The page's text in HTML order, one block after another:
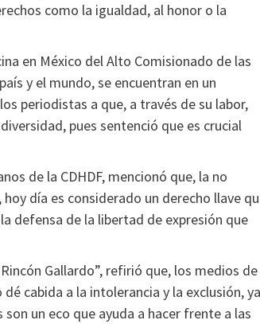
como la igualdad, al honor o la
en México del Alto Comisionado de las
y el mundo, se encuentran en un
periodistas a que, a través de su labor,
pues sentenció que es crucial
de la CDHDF, mencionó que, la no
día es considerado un derecho llave
defensa de la libertad de expresión que
Gallardo”, refirió que, los medios de
cabida a la intolerancia y la exclusión, ya
un eco que ayuda a hacer frente a las